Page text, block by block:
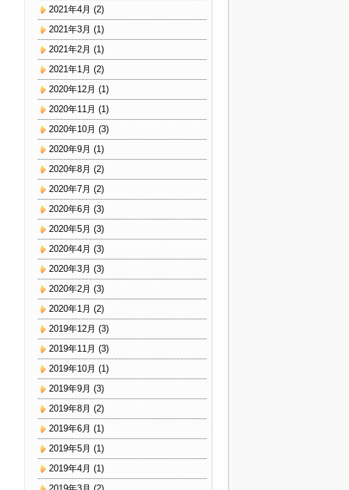
2021年4月 (2)
2021年3月 (1)
2021年2月 (1)
2021年1月 (2)
2020年12月 (1)
2020年11月 (1)
2020年10月 (3)
2020年9月 (1)
2020年8月 (2)
2020年7月 (2)
2020年6月 (3)
2020年5月 (3)
2020年4月 (3)
2020年3月 (3)
2020年2月 (3)
2020年1月 (2)
2019年12月 (3)
2019年11月 (3)
2019年10月 (1)
2019年9月 (3)
2019年8月 (2)
2019年6月 (1)
2019年5月 (1)
2019年4月 (1)